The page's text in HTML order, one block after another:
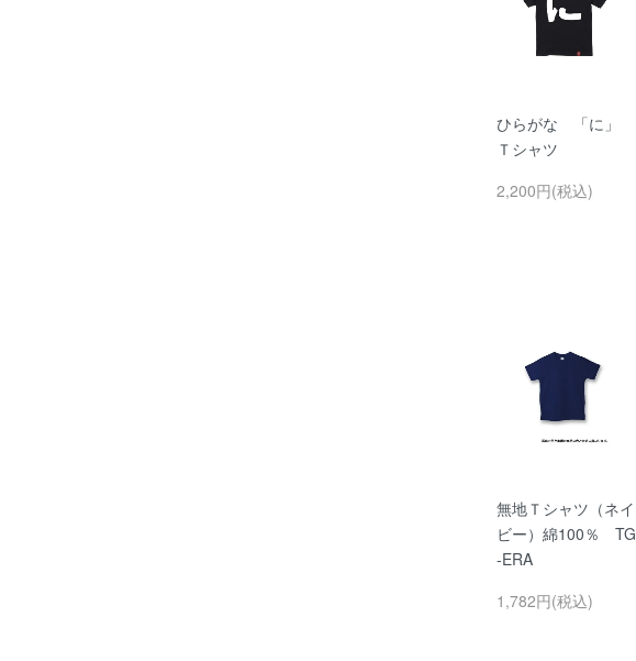
ひらがな 「に」
Ｔシャツ
2,200円(税込)
無地Ｔシャツ（ネイ
ビー）綿100％ TG
-ERA
1,782円(税込)